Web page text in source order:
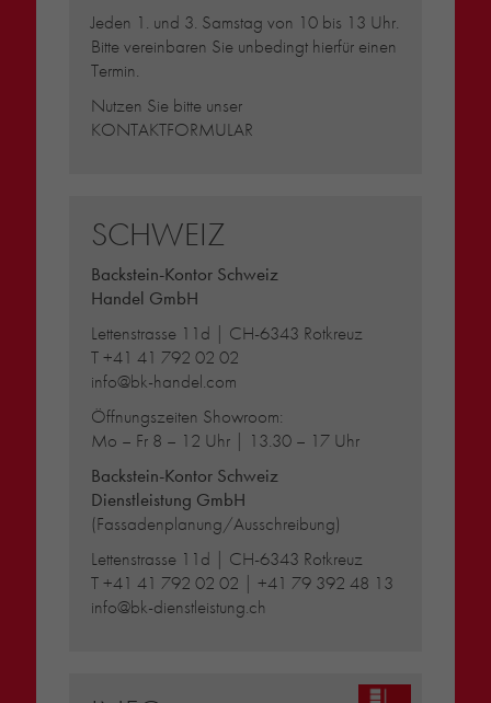
Jeden 1. und 3. Samstag von 10 bis 13 Uhr.
Bitte vereinbaren Sie unbedingt hierfür einen
Termin.
Nutzen Sie bitte unser
KONTAKTFORMULAR
SCHWEIZ
Backstein-Kontor Schweiz
Handel GmbH
Lettenstrasse 11d | CH-6343 Rotkreuz
T+41 41 792 02 02
info@bk-handel.com
Öffnungszeiten Showroom:
Mo – Fr 8 – 12 Uhr | 13.30 – 17 Uhr
Backstein-Kontor Schweiz
Dienstleistung GmbH
(Fassadenplanung/Ausschreibung)
Lettenstrasse 11d | CH-6343 Rotkreuz
T+41 41 792 02 02 |+41 79 392 48 13
info@bk-dienstleistung.ch